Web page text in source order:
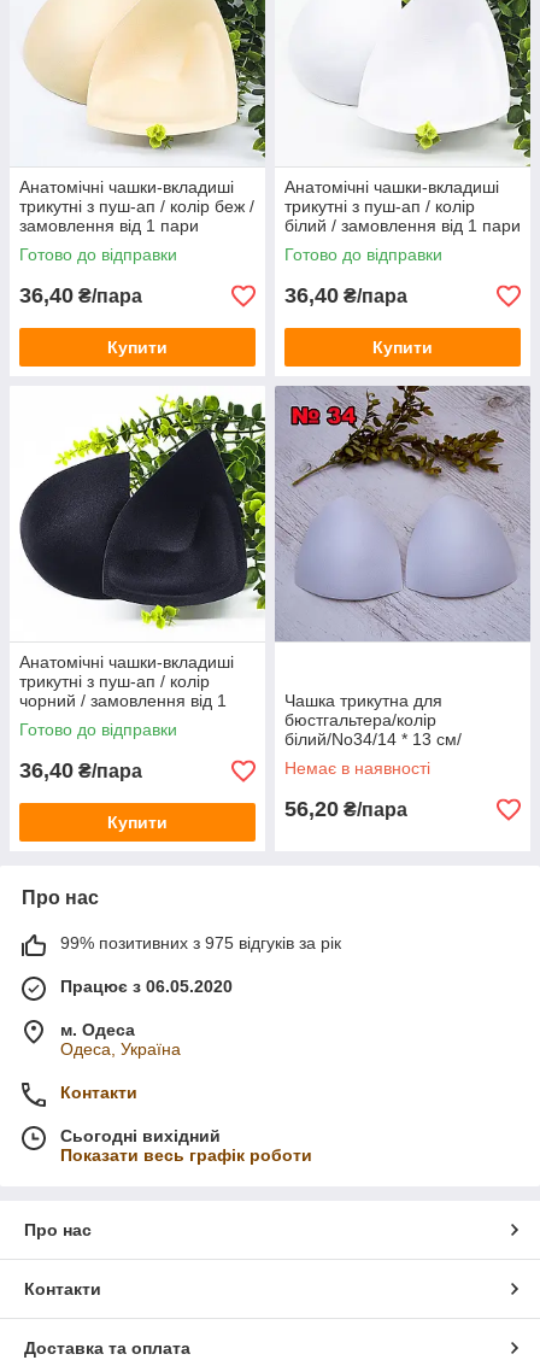
Анатомічні чашки-вкладиші
трикутні з пуш-ап / колір беж /
замовлення від 1 пари
Готово до відправки
36,40 ₴/пара
Купити
Анатомічні чашки-вкладиші
трикутні з пуш-ап / колір
білий / замовлення від 1 пари
Готово до відправки
36,40 ₴/пара
Купити
Анатомічні чашки-вкладиші
трикутні з пуш-ап / колір
чорний / замовлення від 1
пари
Готово до відправки
36,40 ₴/пара
Купити
Чашка трикутна для
бюстгальтера/колір
білий/No34/14 * 13 см/
замовлення від 1 пари
Немає в наявності
56,20 ₴/пара
Про нас
99% позитивних з 975 відгуків за рік
Працює з 06.05.2020
м. Одеса
Одеса, Україна
Контакти
Сьогодні вихідний
Показати весь графік роботи
Про нас
Контакти
Доставка та оплата